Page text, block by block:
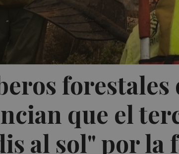
que el
al sol" por la